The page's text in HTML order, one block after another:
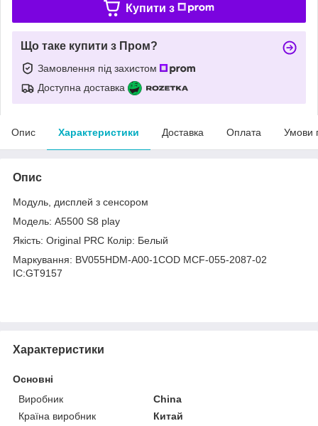
Купити з
Що таке купити з Пром?
Замовлення під захистом
Доступна доставка
Опис Характеристики Доставка Оплата Умови
Опис
Модуль, дисплей з сенсором
Модель: A5500 S8 play
Якість: Original PRC Колір: Белый
Маркування: BV055HDM-A00-1COD MCF-055-2087-02
IC:GT9157
Характеристики
Основні
Виробник
China
Країна виробник
Китай